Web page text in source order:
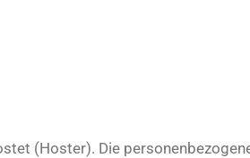
(Hoster). Die